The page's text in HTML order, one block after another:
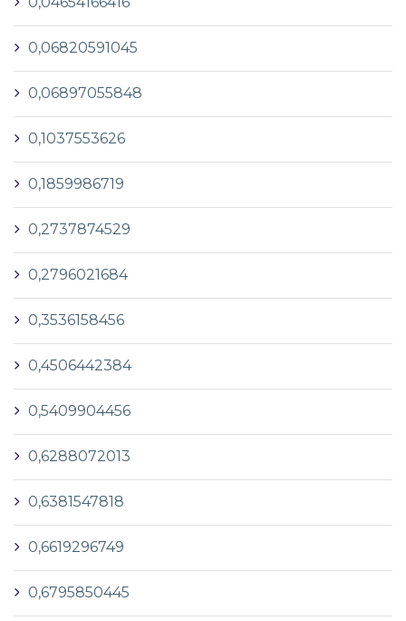
0,06820591045
0,06897055848
0,1037553626
0,1859986719
0,2737874529
0,2796021684
0,3536158456
0,4506442384
0,5409904456
0,6288072013
0,6381547818
0,6619296749
0,6795850445